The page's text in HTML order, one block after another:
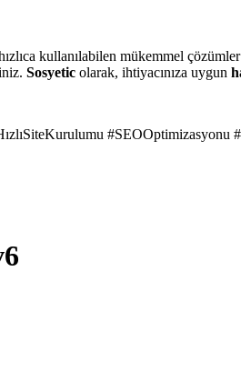
kullanılabilen mükemmel
Sosyetic olarak, ihtiyacınıza uygun